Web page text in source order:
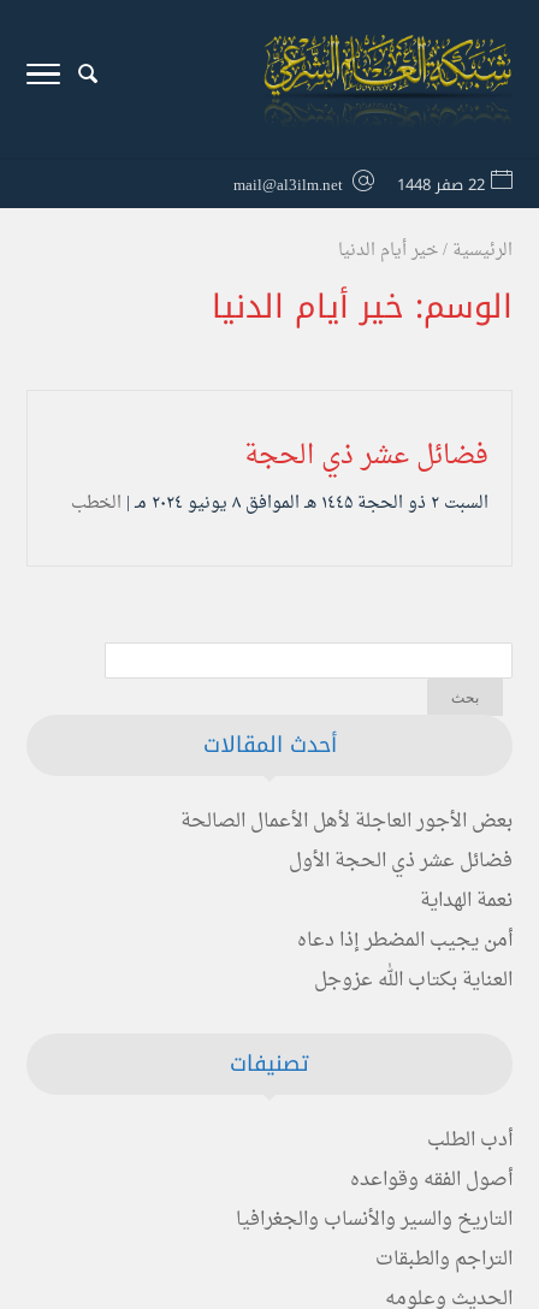
22 صفر 1448 mail@al3ilm.net
الرئيسية/خير أيام الدنيا
الوسم: خير أيام الدنيا
فضائل عشر ذي الحجة
السبت ۲ ذو الحجة ۱٤٤۵ هـ الموافق ۸ يونيو ۲۰۲٤ مـ | الخطب
أحدث المقالات
بعض الأجور العاجلة لأهل الأعمال الصالحة
فضائل عشر ذي الحجة الأول
نعمة الهداية
أمن يجيب المضطر إذا دعاه
العناية بكتاب الله عزوجل
تصنيفات
أدب الطلب
أصول الفقه وقواعده
التاريخ والسير والأنساب والجغرافيا
التراجم والطبقات
الحديث وعلومه